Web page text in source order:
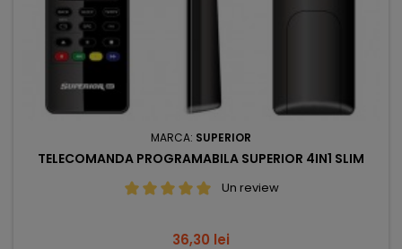
MARCA: SUPERIOR
TELECOMANDA PROGRAMABILA SUPERIOR 4IN1 SLIM
Un review
Pret
36,30 lei